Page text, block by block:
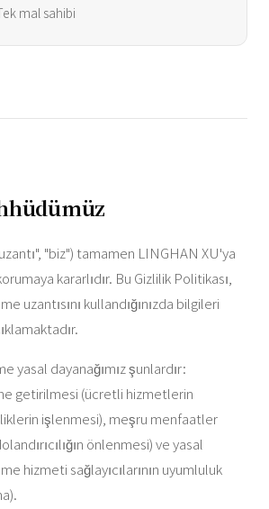
mal sahibi
"biz") tamamen LINGHAN XU'ya
kararlıdır. Bu Gizlilik Politikası,
uzantısını kullandığınızda bilgileri
yasal dayanağımız şunlardır:
getirilmesi (ücretli hizmetlerin
işlenmesi), meşru menfaatler
önlenmesi) ve yasal
hizmeti sağlayıcılarının uyumluluk